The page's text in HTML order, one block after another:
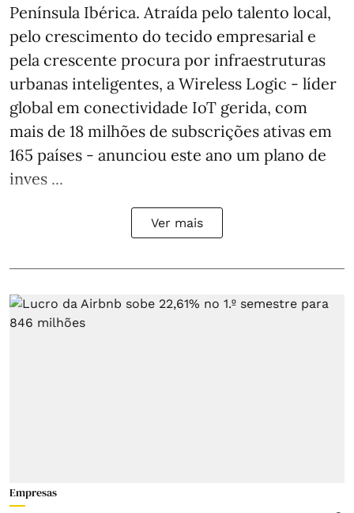
Península Ibérica. Atraída pelo talento local,
pelo crescimento do tecido empresarial e
pela crescente procura por infraestruturas
urbanas inteligentes, a Wireless Logic - líder
global em conectividade IoT gerida, com
mais de 18 milhões de subscrições ativas em
165 países - anunciou este ano um plano de
inves ...
Ver mais
Empresas